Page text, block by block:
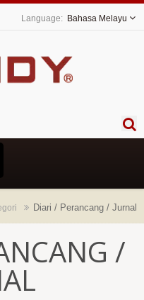
Bahasa Melayu
Diari / Perancang / Jurnal
/